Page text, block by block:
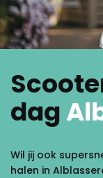
dag
Wil jij ook
halen in